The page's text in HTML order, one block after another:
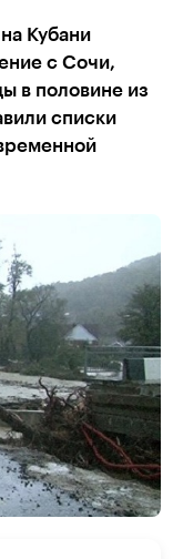
Кубани
с Сочи,
в половине из
списки